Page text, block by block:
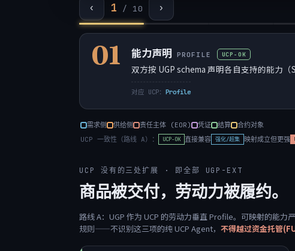
‹ 1 / 10 ›
01 能力声明 PROFILE UCP-OK
双方按 UGP schema 声明各自支持的能力
对应 UCP： Profile
需求侧 供给侧 责任主体 (EOR) 凭证 结算
合约对象
UCP 一致性（路线 A）：
UCP-OK 直接兼容 强化/超集 映射成立但更强
UCP 没有的三处扩展 · 即全部 UGP-EXT
商品被交付，劳动力被履约。
路线 A：UGP 作为 UCP 的劳动力垂直 Profile。可映射的能力
规则——不识别这三项的纯 UCP Agent， 不得越过资金托管